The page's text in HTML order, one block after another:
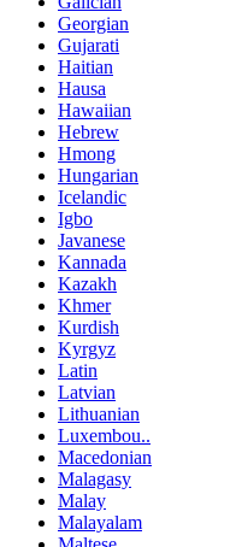
Georgian
Gujarati
Haitian
Hausa
Hawaiian
Hebrew
Hmong
Hungarian
Icelandic
Igbo
Javanese
Kannada
Kazakh
Khmer
Kurdish
Kyrgyz
Latin
Latvian
Lithuanian
Luxembou..
Macedonian
Malagasy
Malay
Malayalam